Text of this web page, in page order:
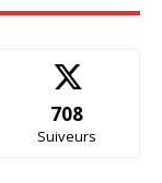
708
Suiveurs